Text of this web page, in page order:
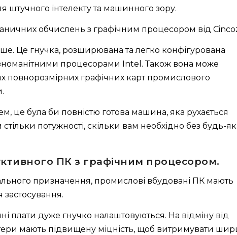
штучного інтелекту та машинного зору.
обчислень з графічним процесором від
Це гнучка, розширювана та легко конфігурована
процесорами Intel. Також вона може
повнорозмірних графічних карт промислового
це була би повністю готова машина, яка рухається
потужності, скільки вам необхідно без будь-
ПК з графічним процесором.
призначення, промислові вбудовані ПК мають
плати дуже гнучко налаштовуються. На відміну від
мають підвищену міцність, щоб витримувати